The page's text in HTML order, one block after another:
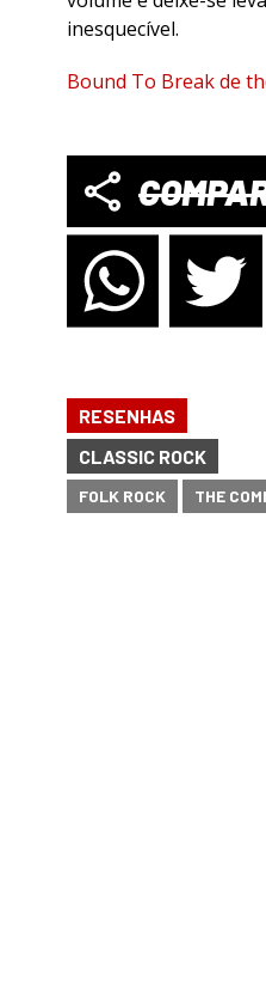
inesquecível.
Bound To Break de
RESENHAS
CLASSIC ROCK
FOLK ROCK THE